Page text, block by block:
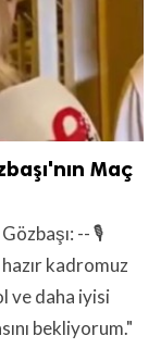
Maç
-- 🎙
kadromuz
ve daha iyisi
bekliyorum."